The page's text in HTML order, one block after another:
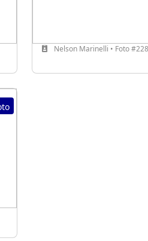
Nelson Marinelli • Foto